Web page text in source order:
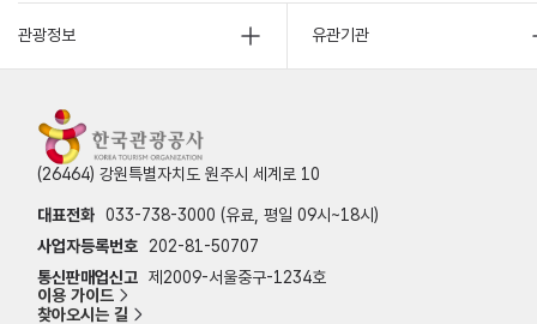
관광정보 유관기관
(26464) 강원특별자치도 원주시 세계로 10
대표전화 033-738-3000 (유료, 평일 09시~18시)
사업자등록번호
202-81-50707
통신판매업신고 제2009-서울중구-1234호
이용 가이드
찾아오시는 길